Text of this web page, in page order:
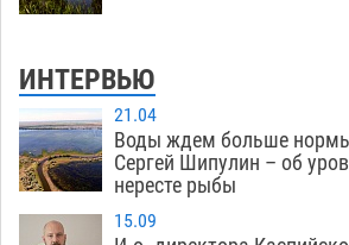
ИНТЕРВЬЮ
21.04
Воды ждем больше
Сергей Шипулин – об
нересте рыбы
15.09